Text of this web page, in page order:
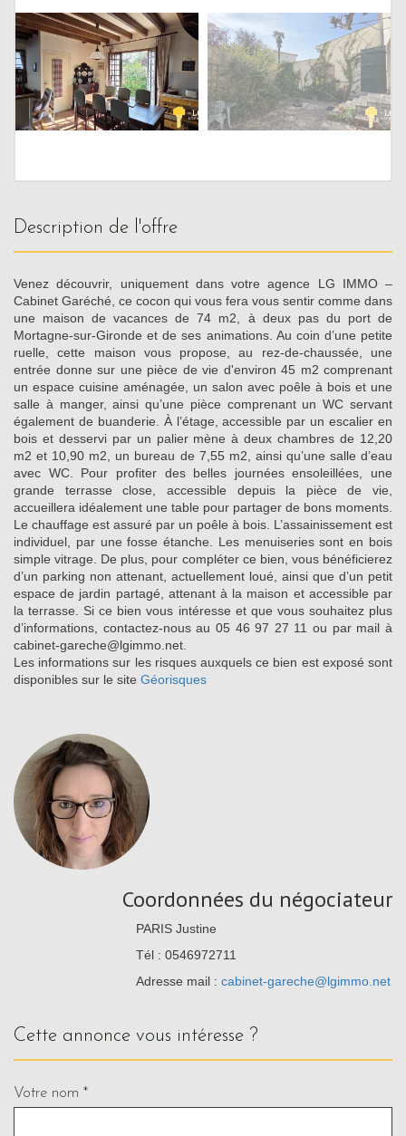
description de l'offre
Venez découvrir, uniquement dans votre agence LG IMMO –
Cabinet Garéché, ce cocon qui vous fera vous sentir comme dans
une maison de vacances de 74 m2, à deux pas du port de
Mortagne-sur-Gironde et de ses animations. Au coin d’une petite
ruelle, cette maison vous propose, au rez-de-chaussée, une
entrée donne sur une pièce de vie d'environ 45 m2 comprenant
un espace cuisine aménagée, un salon avec poêle à bois et une
salle à manger, ainsi qu’une pièce comprenant un WC servant
également de buanderie. À l’étage, accessible par un escalier en
bois et desservi par un palier mène à deux chambres de 12,20
m2 et 10,90 m2, un bureau de 7,55 m2, ainsi qu’une salle d’eau
avec WC. Pour profiter des belles journées ensoleillées, une
grande terrasse close, accessible depuis la pièce de vie,
accueillera idéalement une table pour partager de bons moments.
Le chauffage est assuré par un poêle à bois. L’assainissement est
individuel, par une fosse étanche. Les menuiseries sont en bois
simple vitrage. De plus, pour compléter ce bien, vous bénéficierez
d’un parking non attenant, actuellement loué, ainsi que d’un petit
espace de jardin partagé, attenant à la maison et accessible par
la terrasse. Si ce bien vous intéresse et que vous souhaitez plus
d’informations, contactez-nous au 05 46 97 27 11 ou par mail à
cabinet-gareche@lgimmo.net.
Les informations sur les risques auxquels ce bien est exposé sont
disponibles sur le site Géorisques
Coordonnées du négociateur
PARIS Justine
Tél : 0546972711
Adresse mail : cabinet-gareche@lgimmo.net
cette annonce vous intéresse ?
Votre nom *